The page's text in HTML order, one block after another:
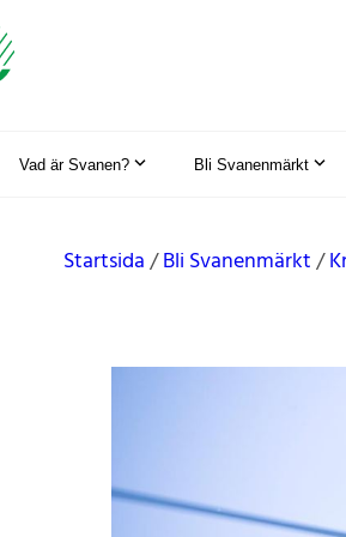
Vad är Svanen? Bli Svanenmärkt
Startsida Bli Svanenmärkt